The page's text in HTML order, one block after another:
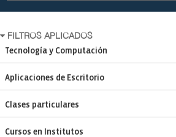
FILTROS APLICADOS
Tecnología y Computación
Aplicaciones de Escritorio
Clases particulares
Cursos en Institutos